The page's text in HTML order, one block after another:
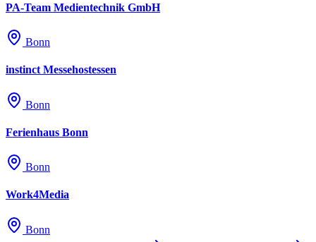
PA-Team Medientechnik GmbH
Bonn
instinct Messehostessen
Bonn
Ferienhaus Bonn
Bonn
Work4Media
Bonn